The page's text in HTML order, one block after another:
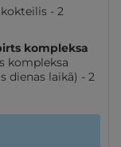
- 2
kompleksa
kompleksa
dienas laikā) - 2